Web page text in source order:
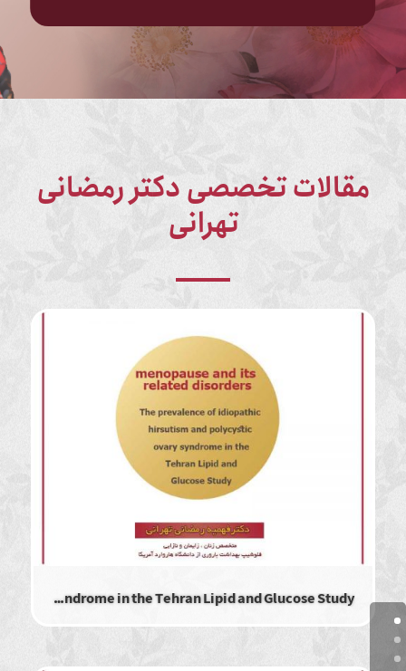
مقالات تخصصی دکتر رمضانی
تهرانی
The prevalence of idiopathic hirsutism and polycystic ovary syndrome in the Tehran Lipid and Glucose Study